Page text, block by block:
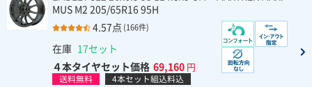
MUS M2 205/65R16 95H
4.57点 (166件)
在庫 17セット
４本タイヤセット価格 69,160 円
送料無料 4本セット組込料込